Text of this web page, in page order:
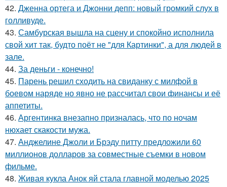
42. Дженна ортега и Джонни депп: новый громкий слух в
голливуде.
43. Самбурская вышла на сцену и спокойно исполнила
свой хит так, будто поёт не "для Картинки", а для людей в
зале.
44. За деньги - конечно!
45. Парень решил сходить на свиданку с милфой в
боевом наряде но явно не рассчитал свои финансы и её
аппетиты.
46. Аргентинка внезапно призналась, что по ночам
нюхает скакости мужа.
47. Анджелине Джоли и Брэду питту предложили 60
миллионов долларов за совместные съемки в новом
фильме.
48. Живая кукла Анок яй стала главной моделью 2025